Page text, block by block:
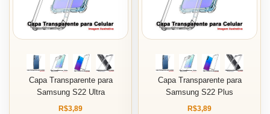
Capa Transparente para
Samsung S22 Ultra
R$3,89
Capa Transparente para
Samsung S22 Plus
R$3,89